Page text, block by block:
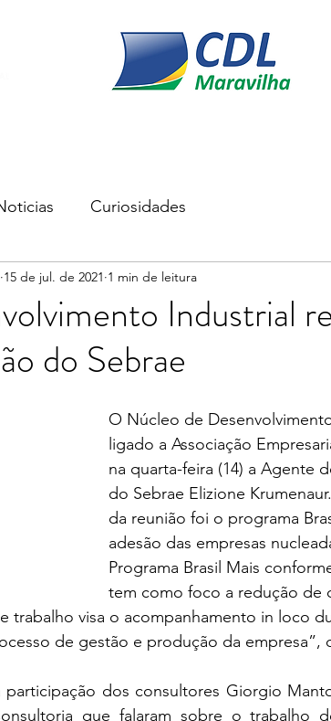
Curiosidades
Industrial
do Sebrae
15 de jul. de 2021 1 min de leitura
O Núcleo de
ligado a Associação
na quarta-feira (14) a Agente
do Sebrae Elizione
da reunião foi o programa
adesão das empresas
Programa Brasil Mais
tem como foco a redução de
trabalho visa o acompanhamento in loco
de gestão e produção da empresa”,
dos consultores Giorgio
que falaram sobre o trabalho